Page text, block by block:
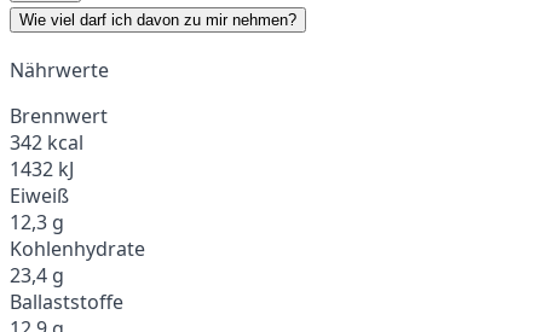
Wie viel darf ich davon zu mir nehmen?
Nährwerte
Brennwert
342 kcal
1432 kJ
Eiweiß
12,3 g
Kohlenhydrate
23,4 g
Ballaststoffe